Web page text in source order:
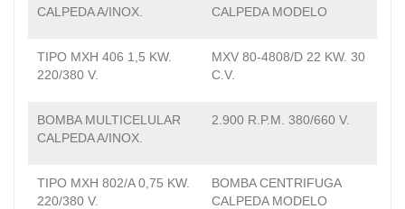
CALPEDA A/INOX.
CALPEDA MODELO
TIPO MXH 406 1,5 KW.
220/380 V.
MXV 80-4808/D 22 KW. 30
C.V.
BOMBA MULTICELULAR
CALPEDA A/INOX.
2.900 R.P.M. 380/660 V.
TIPO MXH 802/A 0,75 KW.
220/380 V.
BOMBA CENTRIFUGA
CALPEDA MODELO